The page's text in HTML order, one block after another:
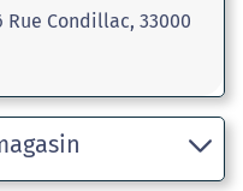
Rue Condillac, 33000